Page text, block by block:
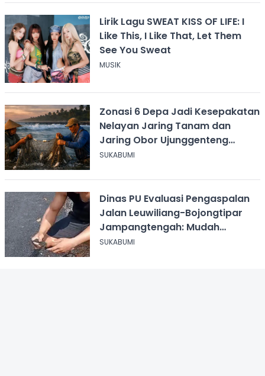
Lirik Lagu SWEAT KISS OF LIFE: I
Like This, I Like That, Let Them
See You Sweat
MUSIK
Zonasi 6 Depa Jadi Kesepakatan
Nelayan Jaring Tanam dan
Jaring Obor Ujunggenteng
Sukabumi
SUKABUMI
Dinas PU Evaluasi Pengaspalan
Jalan Leuwiliang-Bojongtipar
Jampangtengah: Mudah
Mengelupas
SUKABUMI